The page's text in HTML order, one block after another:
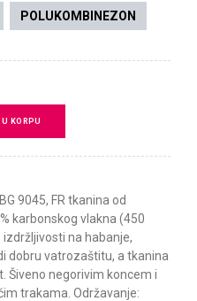
POLUKOMBINEZON
KORPU
9045, FR tkanina od
karbonskog vlakna (450
na habanje,
dobru vatrozaštitu, a tkanina
Šiveno negorivim koncem i
trakama. Održavanje: